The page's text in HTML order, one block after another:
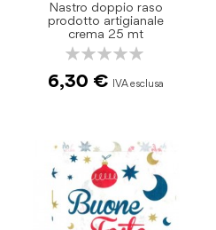
Nastro doppio raso
prodotto artigianale
crema 25 mt
Rating:
6,30 €